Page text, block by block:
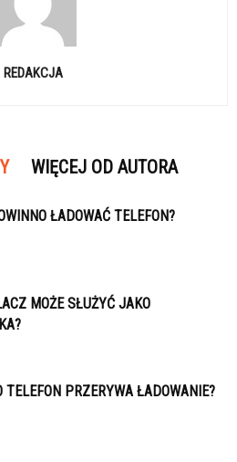
REDAKCJA
WIĘCEJ OD AUTORA
ŁADOWAĆ TELEFON?
MOŻE SŁUŻYĆ JAKO
TELEFON PRZERYWA ŁADOWANIE?